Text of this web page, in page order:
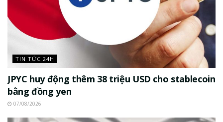
TIN TỨC 24H
JPYC huy động thêm 38 triệu USD cho stablecoin
bằng đồng yen
07/08/2026